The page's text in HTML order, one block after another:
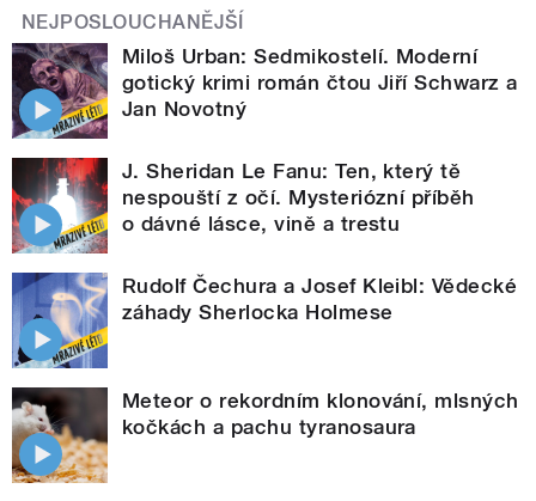
NEJPOSLOUCHANĚJŠÍ
Miloš Urban: Sedmikostelí. Moderní
gotický krimi román čtou Jiří Schwarz a
Jan Novotný
J. Sheridan Le Fanu: Ten, který tě
nespouští z očí. Mysteriózní příběh
o dávné lásce, vině a trestu
Rudolf Čechura a Josef Kleibl: Vědecké
záhady Sherlocka Holmese
Meteor o rekordním klonování, mlsných
kočkách a pachu tyranosaura